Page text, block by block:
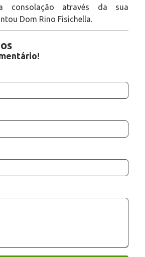
a consolação através da sua
Dom Rino Fisichella.